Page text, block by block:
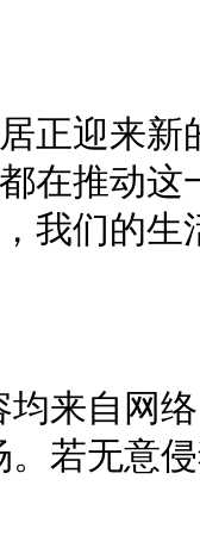
迎来新
在推动
我们的
均来自网
。若无意